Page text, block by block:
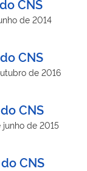
CNS
de 2014
CNS
de 2016
CNS
junho de 2015
CNS